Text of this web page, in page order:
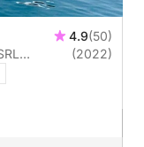
4.9(50)
(2022)